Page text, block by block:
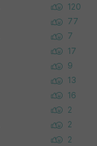
120
77
7
17
9
13
16
2
2
2